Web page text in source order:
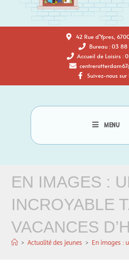
42 Rue d'Ypres,
Bureau : 03 88
Accueil de Loisirs :
Suivez-nous sur
MENU
EN IMAGES :
INCROYABLE
VACANCES
> Actualité des jeunes > En images :